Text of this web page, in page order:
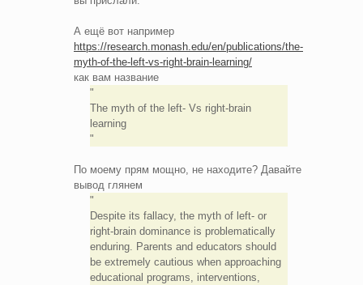
А ещё вот например
https://research.monash.edu/en/publications/the-
myth-of-the-left-vs-right-brain-learning/
как вам название
The myth of the left- Vs right-brain
learning
По моему прям мощно, не находите? Давайте
вывод глянем
Despite its fallacy, the myth of left- or
right-brain dominance is problematically
enduring. Parents and educators should
be extremely cautious when approaching
educational programs, interventions,